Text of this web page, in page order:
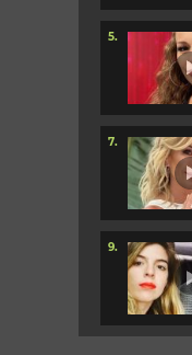
5.
7.
9.